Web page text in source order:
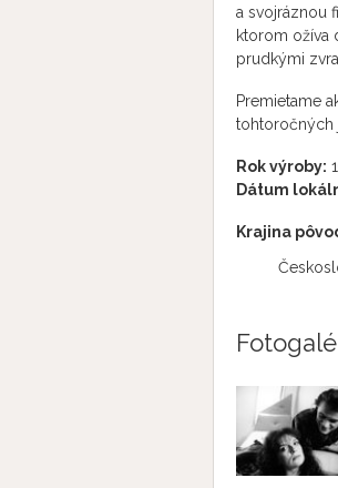
a svojráznou
ktorom ožíva
prudkými
Premietame
tohtoročných
Rok výroby:
Dátum
Krajina